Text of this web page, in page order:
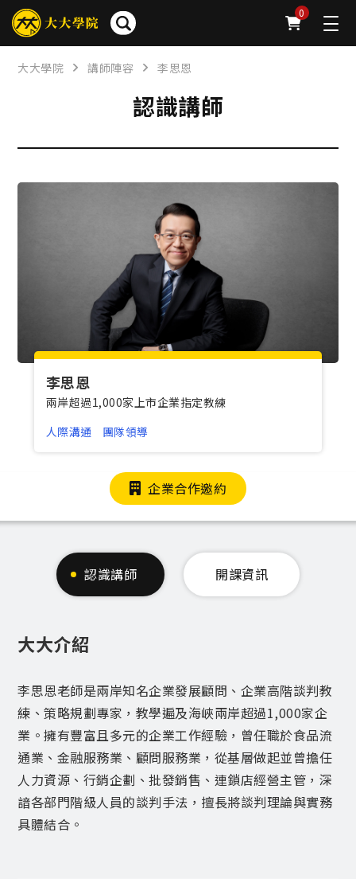
0
大大學院 講師陣容 李思恩
認識講師
李思恩
兩岸超過1,000家上市企業指定教練
人際溝通
團隊領導
認識講師 開課資訊
企業合作邀約
大大介紹
李思恩老師是兩岸知名企業發展顧問、企業高階談判教
練、策略規劃專家，教學遍及海峽兩岸超過1,000家企
業。擁有豐富且多元的企業工作經驗，曾任職於食品流
通業、金融服務業、顧問服務業，從基層做起並曾擔任
人力資源、行銷企劃、批發銷售、連鎖店經營主管，深
諳各部門階級人員的談判手法，擅長將談判理論與實務
具體結合。